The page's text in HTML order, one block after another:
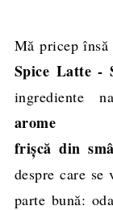
Mă pricep însă
Spice Latte -
ingrediente
frișcă din
despre care
parte bună: